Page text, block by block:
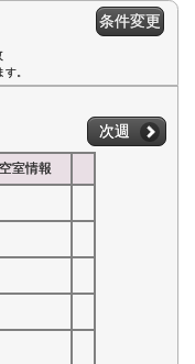
条件変更
。
次週
空室情報